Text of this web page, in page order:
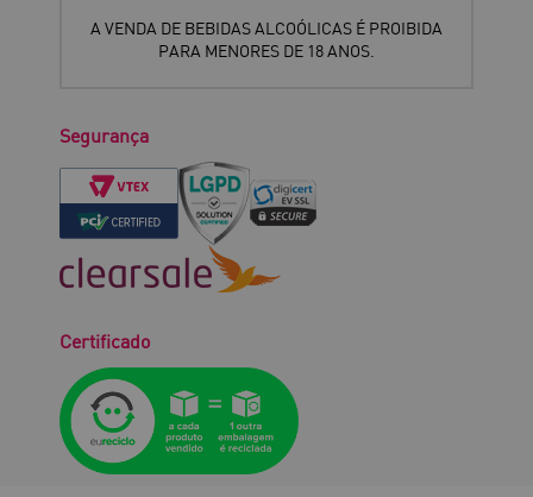
A VENDA DE BEBIDAS ALCOÓLICAS É PROIBIDA
PARA MENORES DE 18 ANOS.
Segurança
Certificado